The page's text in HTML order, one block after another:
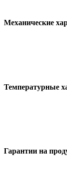
Механические
Температурные
Гарантии на